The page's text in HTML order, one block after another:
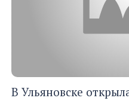
В Ульяновске